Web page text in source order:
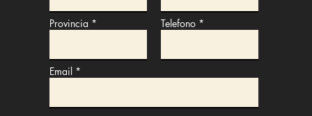
Provincia Telefono
Email